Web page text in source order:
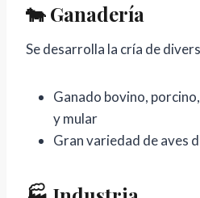
🐄 Ganadería
Se desarrolla la cría de
Ganado bovino,
y mular
Gran variedad de aves